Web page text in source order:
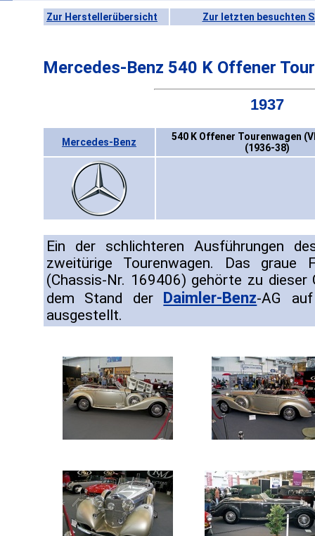
Zur Herstellerübersicht Zur letzten besuchten
Mercedes-Benz 540 K Offener
1937
Mercedes-Benz
540 K Offener Tourenwagen
(1936-38)
Ein der schlichteren Ausführungen
zweitürige Tourenwagen. Das graue
(Chassis-Nr. 169406) gehörte zu
dem Stand der Daimler-Benz-AG
ausgestellt.